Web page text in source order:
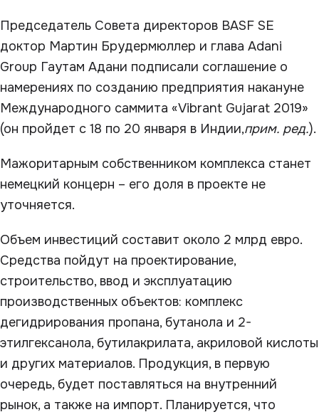
Председатель Совета директоров BASF SE
доктор Мартин Брудермюллер и глава Adani
Group Гаутам Адани подписали соглашение о
намерениях по созданию предприятия накануне
Международного саммита «Vibrant Gujarat 2019»
(он пройдет с 18 по 20 января в Индии,прим. ред.).
Мажоритарным собственником комплекса станет
немецкий концерн – его доля в проекте не
уточняется.
Объем инвестиций составит около 2 млрд евро.
Средства пойдут на проектирование,
строительство, ввод и эксплуатацию
производственных объектов: комплекс
дегидрирования пропана, бутанола и 2-
этилгексанола, бутилакрилата, акриловой кислоты
и других материалов. Продукция, в первую
очередь, будет поставляться на внутренний
рынок, а также на импорт. Планируется, что